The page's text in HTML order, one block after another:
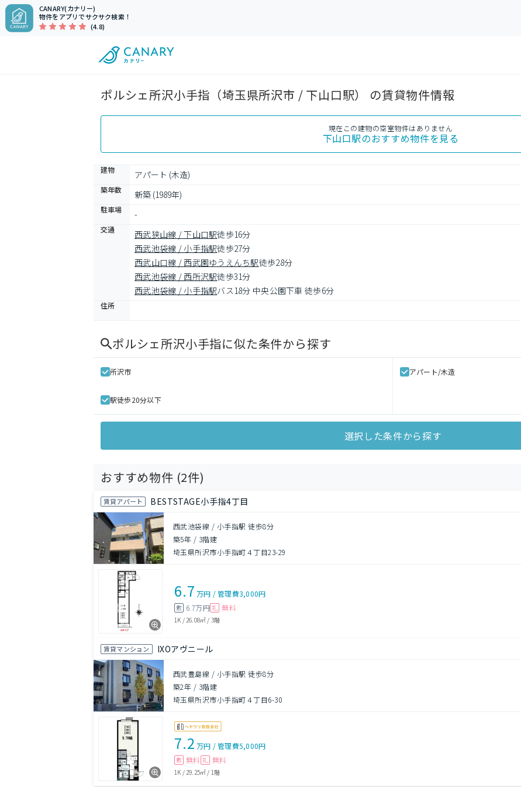
CANARY(カナリー)
物件をアプリでサクサク検索！
(4.8)
ポルシェ所沢小手指（埼玉県所沢市 / 下山口駅） の賃貸物件情報
現在この建物の空室物件はありません
下山口駅のおすすめ物件を見る
建物 アパート (木造)
築年数 新築 (1989年)
駐車場 -
交通 西武狭山線 / 下山口駅徒歩16分
西武池袋線 / 小手指駅徒歩27分
西武山口線 / 西武園ゆうえんち駅徒歩28分
西武池袋線 / 西所沢駅徒歩31分
西武池袋線 / 小手指駅バス18分 中央公園下車 徒歩6分
住所
ポルシェ所沢小手指に似た条件から探す
所沢市 アパート/木造
駅徒歩20分以下
選択した条件から探す
おすすめ物件 (2件)
賃貸アパート BESTSTAGE小手指4丁目
西武池袋線 / 小手指駅 徒歩8分
築5年 / 3階建
埼玉県所沢市小手指町４丁目23-29
6.7 万円 /管理費3,000円
敷 6.7万円 礼 無料
1K / 26.08㎡ / 3階
賃貸マンション IXOアヴニール
西武豊島線 / 小手指駅 徒歩8分
築2年 / 3階建
埼玉県所沢市小手指町４丁目6-30
7.2 万円 /管理費5,000円
敷 無料 礼 無料
1K /29.25㎡ / 1階